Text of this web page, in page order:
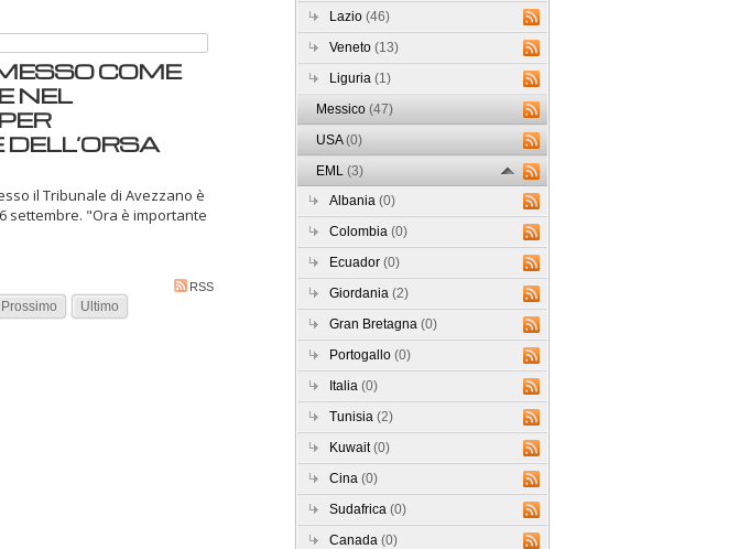
COME
NEL
DELL’ORSA
il Tribunale di Avezzano è
settembre. "Ora è importante
RSS
Prossimo Ultimo
Lazio(46)
Veneto(13)
Liguria(1)
Messico(47)
USA(0)
EML(3)
Albania(0)
Colombia(0)
Ecuador(0)
Giordania(2)
Gran Bretagna(0)
Portogallo(0)
Italia(0)
Tunisia(2)
Kuwait(0)
Cina(0)
Sudafrica(0)
Canada(0)